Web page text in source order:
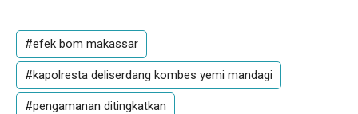
#efek bom makassar
#kapolresta deliserdang kombes yemi mandagi
#pengamanan ditingkatkan